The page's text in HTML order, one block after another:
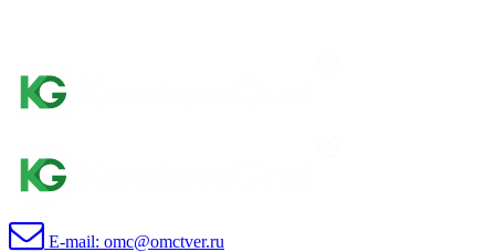
E-mail: omc@omctver.ru